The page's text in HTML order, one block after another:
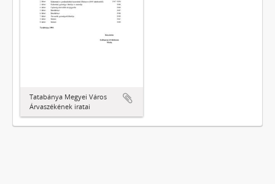
Tatabánya Megyei Város
Árvaszékének iratai